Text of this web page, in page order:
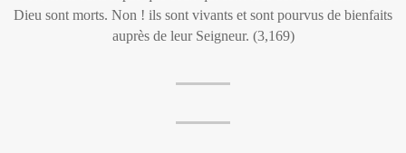
Dieu sont morts. Non ! ils sont vivants et sont pourvus de bienfaits
auprès de leur Seigneur. (3,169)